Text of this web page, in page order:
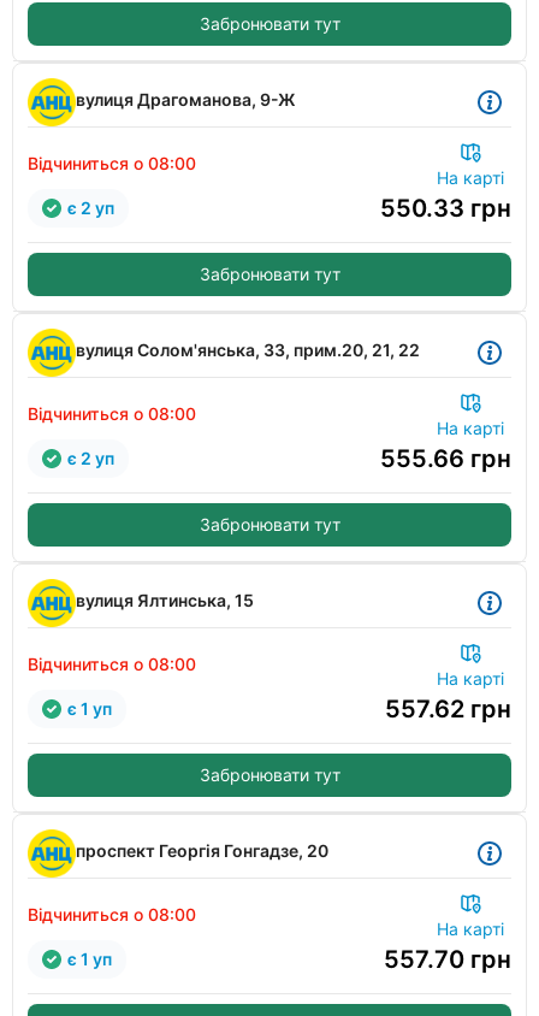
Забронювати тут
вулиця Драгоманова, 9-Ж
Відчиниться о 08:00
На карті
550.33 грн
є 2 уп
Забронювати тут
вулиця Солом'янська, 33, прим.20, 21, 22
Відчиниться о 08:00
На карті
555.66 грн
є 2 уп
Забронювати тут
вулиця Ялтинська, 15
Відчиниться о 08:00
На карті
557.62 грн
є 1 уп
Забронювати тут
проспект Георгія Гонгадзе, 20
Відчиниться о 08:00
На карті
557.70 грн
є 1 уп